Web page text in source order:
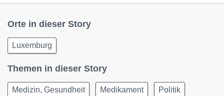
Orte in dieser Story
Luxemburg
Themen in dieser Story
Medizin, Gesundheit Medikament Politik